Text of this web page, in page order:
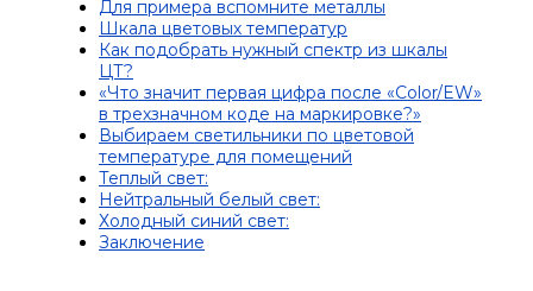
Для примера вспомните металлы
Шкала цветовых температур
Как подобрать нужный спектр из шкалы
ЦТ?
«Что значит первая цифра после «Color/EW»
в трехзначном коде на маркировке?»
Выбираем светильники по цветовой
температуре для помещений
Теплый свет:
Нейтральный белый свет:
Холодный синий свет:
Заключение